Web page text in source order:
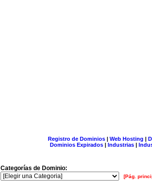
Registro de Dominios| Web Hosting |
Dominios Expirados | Industrias |
Categorías de Dominio:
[Pág.